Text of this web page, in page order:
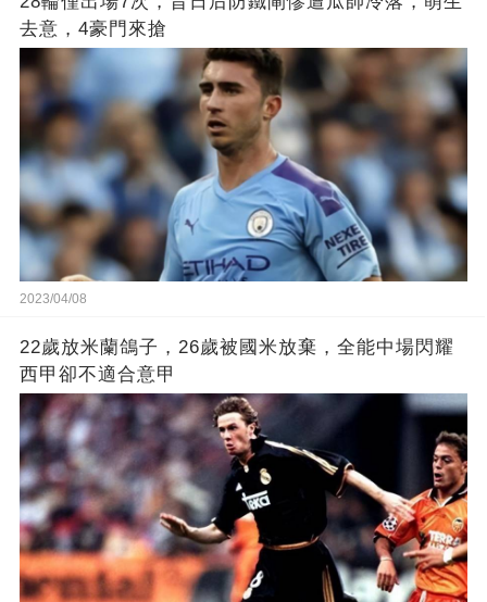
去意，4豪門來搶
2023/04/08
22歲放米蘭鴿子，26歲被國米放棄，全能中場閃耀
西甲卻不適合意甲